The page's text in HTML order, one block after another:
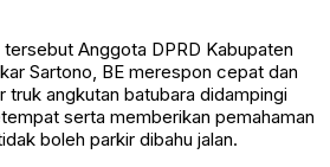
Anggota DPRD Kabupaten
Sartono, BE merespon cepat dan
truk angkutan batubara didampingi
serta memberikan pemahaman
boleh parkir dibahu jalan.